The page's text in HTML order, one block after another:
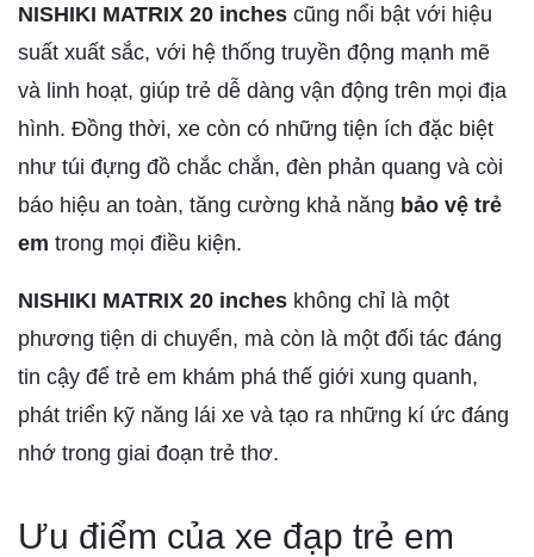
NISHIKI MATRIX 20 inches cũng nổi bật với hiệu
suất xuất sắc, với hệ thống truyền động mạnh mẽ
và linh hoạt, giúp trẻ dễ dàng vận động trên mọi địa
hình. Đồng thời, xe còn có những tiện ích đặc biệt
như túi đựng đồ chắc chắn, đèn phản quang và còi
báo hiệu an toàn, tăng cường khả năng bảo vệ trẻ
em trong mọi điều kiện.
NISHIKI MATRIX 20 inches không chỉ là một
phương tiện di chuyển, mà còn là một đối tác đáng
tin cậy để trẻ em khám phá thế giới xung quanh,
phát triển kỹ năng lái xe và tạo ra những kí ức đáng
nhớ trong giai đoạn trẻ thơ.
Ưu điểm của xe đạp trẻ em